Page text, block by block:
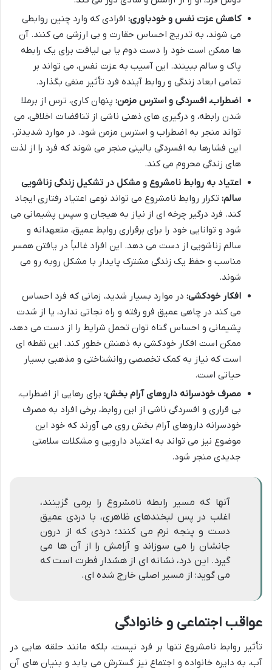
کاهش عزت نفس و خودباوری: افرادی که وارد چنین روابطی
می شوند، به تدریج احساس حقارت و بی ارزشی می کنند. آن
ها ممکن است خود را دست دوم یا بی لیاقت برای یک رابطه
پاک و سالم ببینند. این آسیب به عزت نفس، می تواند بر
تمامی ابعاد زندگی و روابط آینده فرد تأثیر منفی بگذارد.
اضطراب، افسردگی و استرس مزمن: پنهان کاری، ترس از برملا
شدن رابطه، و درگیری های ذهنی ناشی از تناقضات اخلاقی، می
تواند منجر به اضطراب و استرس مزمن شود. در موارد شدیدتر،
این فشارها به افسردگی بالینی منجر می شوند که فرد را از لذت
های زندگی محروم می کند.
اعتیاد به روابط نامشروع و مشکل در تشکیل زندگی زناشویی
سالم: تکرار روابط نامشروع می تواند نوعی اعتیاد رفتاری ایجاد
کند. فرد درگیر چرخه ای از نیاز به هیجان و سپس پشیمانی می
شود و توانایی خود را برای برقراری روابط عمیق، متعهدانه و
سالم زناشویی از دست می دهد. این افراد غالباً در یافتن همسر
مناسب و حفظ یک زندگی مشترک پایدار با مشکل روبه رو می
شوند.
افکار خودکشی: در موارد بسیار شدید، زمانی که فرد احساس
می کند در چاهی عمیق فرو رفته و راه نجاتی ندارد، یا از شدت
پشیمانی و احساس گناه توان تحمل شرایط را از دست می دهد،
ممکن است افکار خودکشی به ذهنش خطور کند. این نقطه ای
است که نیاز به کمک تخصصی روانشناختی و مذهبی بسیار
حیاتی است.
مصرف خودسرانه داروهای آرام بخش: برای رهایی از اضطراب،
بی قراری و افسردگی ناشی از این روابط، برخی افراد به مصرف
خودسرانه داروهای آرام بخش روی می آورند که خود این
موضوع نیز می تواند به اعتیاد دارویی و مشکلات سلامتی
جدیدی منجر شود.
آنها که مسیر رابطه نامشروع را برمی گزینند،
اغلب در پس لبخندهای ظاهری، با دردی عمیق
دست و پنجه نرم می کنند؛ دردی که از درون
جانشان را می سوزاند و آرامش را از آن ها می
گیرد. این درد، نشانه ای از هشدار فطرت است که
می گوید: از مسیر اصلی خارج شده ای.
عواقب اجتماعی و خانوادگی
تأثیر روابط نامشروع تنها بر فرد نیست، بلکه مانند حلقه هایی در
آب، به دایره خانواده و اجتماع نیز گسترش می یابد و بنیان های آن